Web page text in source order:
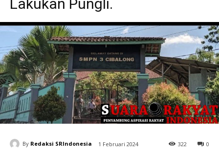
Lakukan Pungli.
By Redaksi SRIndonesia 1 Februari 2024 0
322